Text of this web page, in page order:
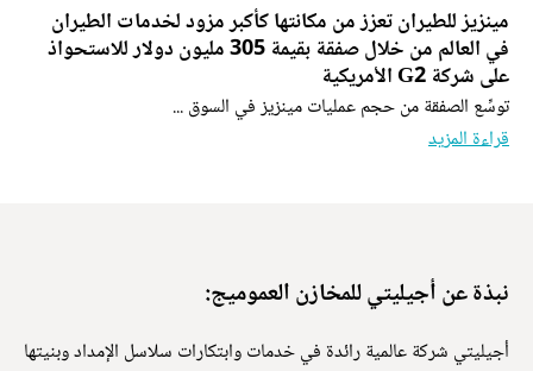
مينزيز للطيران تعزز من مكانتها كأكبر مزود لخدمات الطيران
في العالم من خلال صفقة بقيمة 305 مليون دولار للاستحواذ
على شركة G2 الأمريكية
توسِّع الصفقة من حجم عمليات مينزيز في السوق ...
قراءة المزيد
نبذة عن أجيليتي للمخازن العموميج:
أجيليتي شركة عالمية رائدة في خدمات وابتكارات سلاسل الإمداد وبنيتها